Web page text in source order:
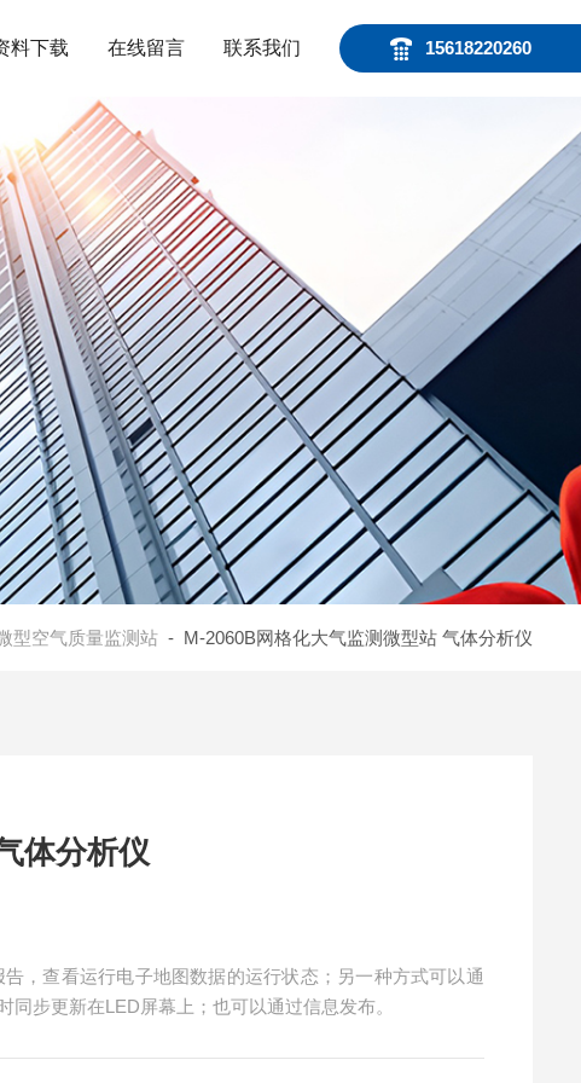
15618220260
料下载 在线留言 联系我们
型空气质量监测站- M-2060B网格化大气监测微型站 气体分析仪
体分析仪
，查看运行电子地图数据的运行状态；另一种方式可以通
步更新在LED屏幕上；也可以通过信息发布。